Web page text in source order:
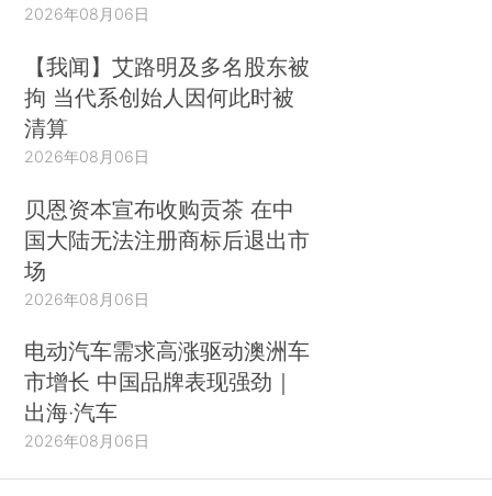
2026年08月06日
【我闻】艾路明及多名股东被
拘 当代系创始人因何此时被
清算
2026年08月06日
贝恩资本宣布收购贡茶 在中
国大陆无法注册商标后退出市
场
2026年08月06日
电动汽车需求高涨驱动澳洲车
市增长 中国品牌表现强劲｜
出海·汽车
2026年08月06日